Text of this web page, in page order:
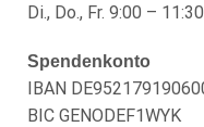
Di., Do., Fr. 9:00 –
Spendenkonto
IBAN
BIC GENODEF1WYK